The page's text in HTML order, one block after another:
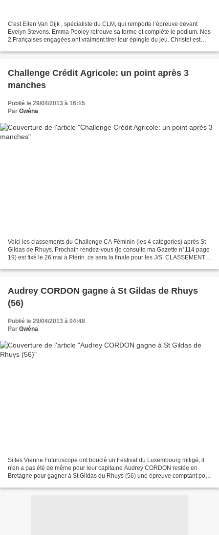
C'est Ellen Van Dijk , spécialiste du CLM, qui remporte l’épreuve devant
Evelyn Stevens. Emma Pooley retrouve sa forme et complète le podium. Nos
2 Françaises engagées ont vraiment tirer leur épingle du jeu. Christel est
Challenge Crédit Agricole: un point après 3
manches
Publié le 29/04/2013 à 16:15
Par Gwéna
Voici les classements du Challenge CA Féminin (les 4 catégories) après St
Gildas de Rhuys. Prochain rendez-vous (je consulte ma Gazette n°114 page
19) est fixé le 26 mai à Plérin. ce sera la finale pour les J/S. CLASSEMENTS
Audrey CORDON gagne à St Gildas de Rhuys
(56)
Publié le 29/04/2013 à 04:48
Par Gwéna
Si les Vienne Futuroscope ont bouclé un Festival du Luxembourg mitigé, il
n'en a pas été de même pour leur capitaine Audrey CORDON restée en
Bretagne pour gagner à St Gildas du Rhuys (56) une épreuve comptant pour